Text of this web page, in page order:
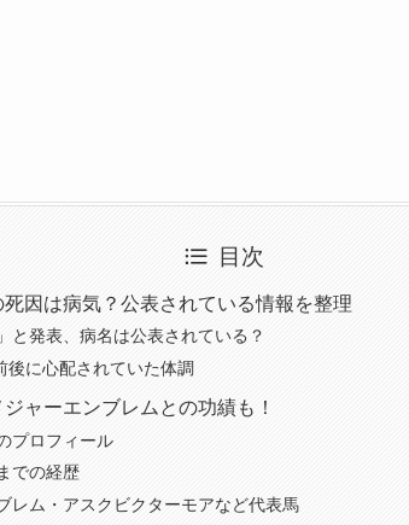
目次
因は病気？公表されている情報を整理
と発表、病名は公表されている？
後に心配されていた体調
ャーエンブレムとの功績も！
プロフィール
での経歴
レム・アスクビクターモアなど代表馬